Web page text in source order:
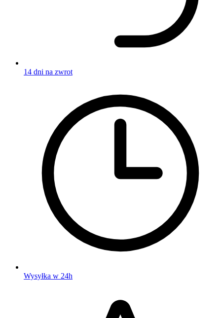
14 dni na zwrot
Wysyłka w 24h